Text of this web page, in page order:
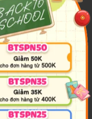
và siêu ngầu:
trai “đỉnh của đỉnh”.